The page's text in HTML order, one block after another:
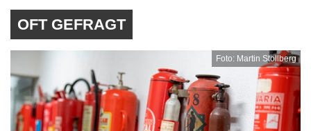
OFT GEFRAGT
Foto: Martin Stollberg